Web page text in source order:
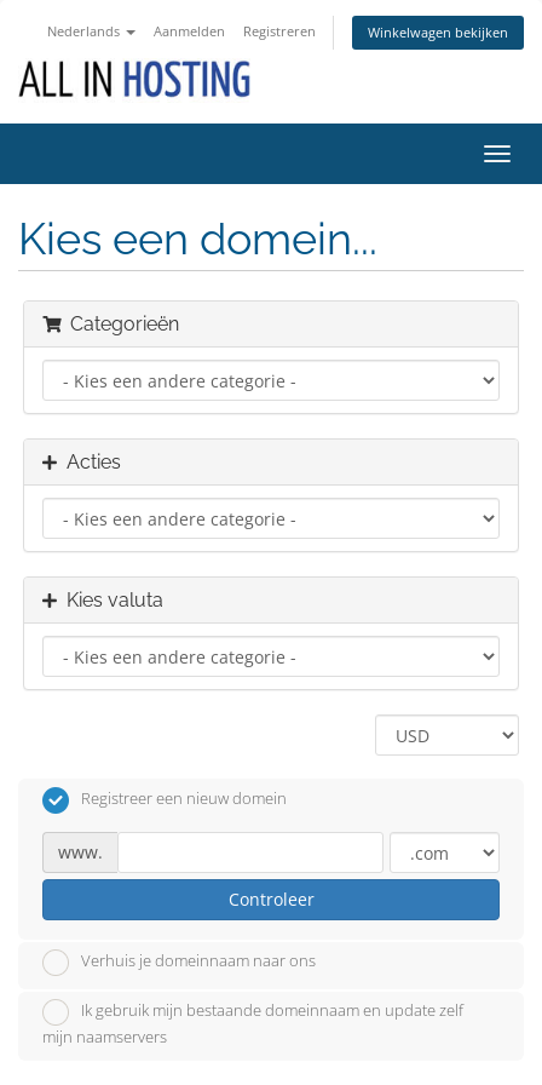
Nederlands Aanmelden Registreren Winkelwagen bekijken
in-/
Kies een domein...
Categorieën
Acties
Kies valuta
Registreer een nieuw domein
www.
Controleer
Verhuis je domeinnaam naar ons
Ik gebruik mijn bestaande domeinnaam en update zelf
mijn naamservers